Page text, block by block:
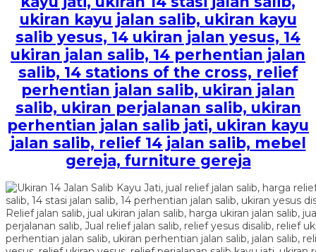
ukiran kayu jalan salib, ukiran kayu
salib yesus, 14 ukiran jalan yesus, 14
ukiran jalan salib, 14 perhentian jalan
salib, 14 stations of the cross, relief
perhentian jalan salib, ukiran jalan
salib, ukiran perjalanan salib, ukiran
perhentian jalan salib jati, ukiran kayu
jalan salib, relief 14 jalan salib, mebel
gereja, furniture gereja